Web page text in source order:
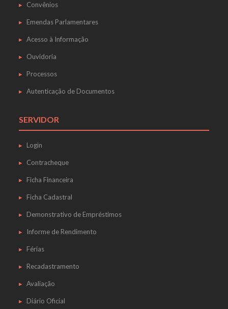
Convênios
Emendas Parlamentares
Acesso à Informação
Ouvidoria
Processos
Autenticação de Documentos
SERVIDOR
Login
Contracheque
Ficha Financeira
Ficha Cadastral
Demonstrativo de Empréstimos
Informe de Rendimento
Férias
Recadastramento
Avaliação
Diário Oficial